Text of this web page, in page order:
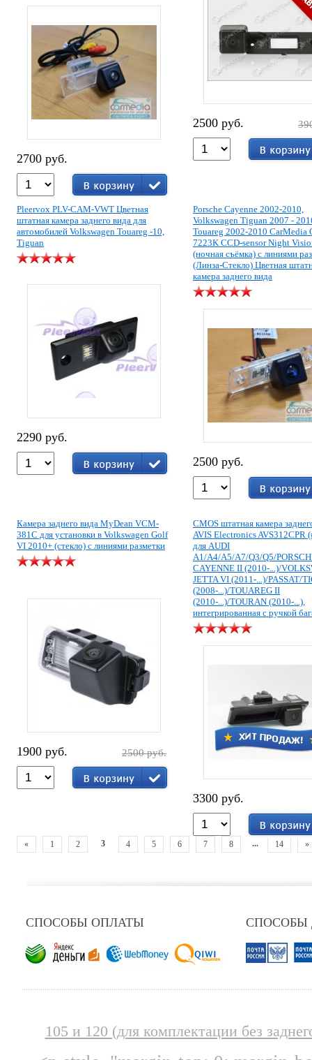
2700 руб.
2500 руб.
Pleervox PLV-CAM-VWT Цветная
штатная камера заднего вида для
автомобилей Volkswagen Touareg -10,
Tiguan
2290 руб.
Porsche Cayenne 2002-2010,
Volkswagen Tiguan 2007 -
Touareg 2002-2010 CarMedia
7223K CCD-sensor Night
(ночная съёмка) с линиями
(Линза-Стекло) Цветная
камера заднего вида
2500 руб.
Камера заднего вида MyDean VCM-
381C для установки в Volkswagen Golf
VI 2010+ (стекло) с линиями разметки
1900 руб. 2500 руб.
CMOS штатная камера
AVIS Electronics AVS312CPR
для AUDI
A1/A4/A5/A7/Q3/Q5/
CAYENNE II (2010-...)/
JETTA VI (2011-...)/PASSAT/
(2008-...)/TOUAREG II
(2010-...)/TOURAN (2010-...),
интегрированная с ручкой
3300 руб.
« 1 2 3 4 5 6 7 8 ... 14 »
СПОСОБЫ ОПЛАТЫ СПОСОБЫ
105 и 120 (для комплектации без